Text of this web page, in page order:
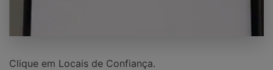
Clique em Locais de Confiança.